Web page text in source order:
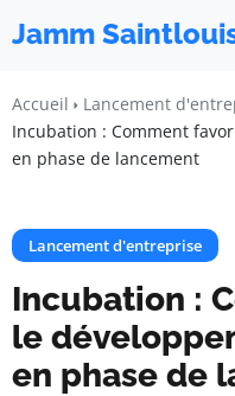
Jamm
Accueil
Lancement
Incubation : Comment
en phase de lancement
Lancement d'entreprise
Incubation :
le
en phase de